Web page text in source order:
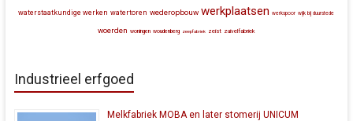
waterstaatkundige werken watertoren wederopbouw werkplaatsen werkspoor wijk bij duurstede
woerden woningen woudenberg zeepfabriek zeist zuivelfabriek
Industrieel erfgoed
Melkfabriek MOBA en later stomerij UNICUM